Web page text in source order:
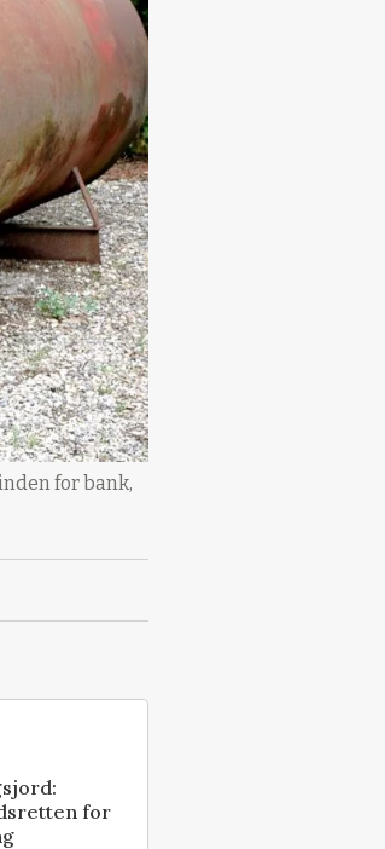
for bank,
for